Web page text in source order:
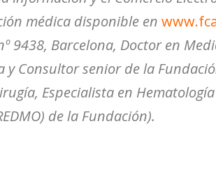
médica disponible en
9438, Barcelona, Doctor en
Consultor senior de la
Especialista en
de la Fundación).